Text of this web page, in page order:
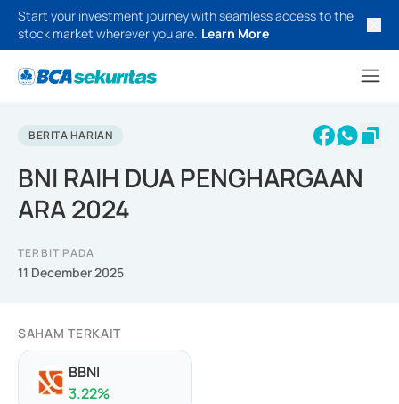
Start your investment journey with seamless access to the
stock market wherever you are. Learn More
BERITA HARIAN
BNI RAIH DUA PENGHARGAAN
ARA 2024
TERBIT PADA
11 December 2025
SAHAM TERKAIT
BBNI
3.22%